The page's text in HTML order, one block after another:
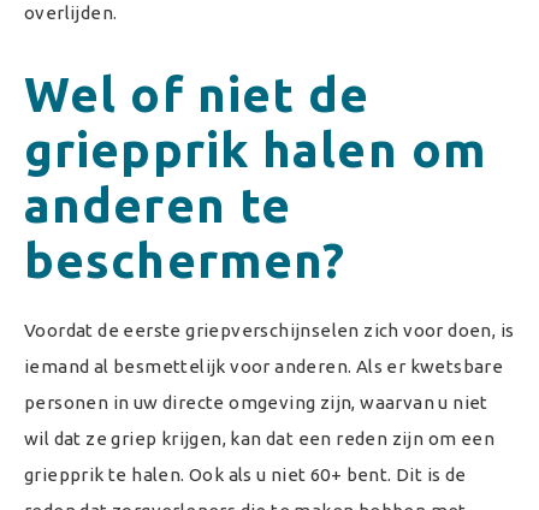
overlijden.
Wel of niet de
griepprik halen om
anderen te
beschermen?
Voordat de eerste griepverschijnselen zich voor doen, is
iemand al besmettelijk voor anderen. Als er kwetsbare
personen in uw directe omgeving zijn, waarvan u niet
wil dat ze griep krijgen, kan dat een reden zijn om een
griepprik te halen. Ook als u niet 60+ bent. Dit is de